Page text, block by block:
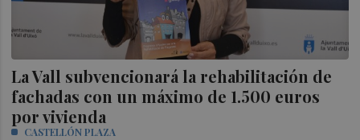
La Vall subvencionará la rehabilitación de
fachadas con un máximo de 1.500 euros
por vivienda
CASTELLÓN PLAZA